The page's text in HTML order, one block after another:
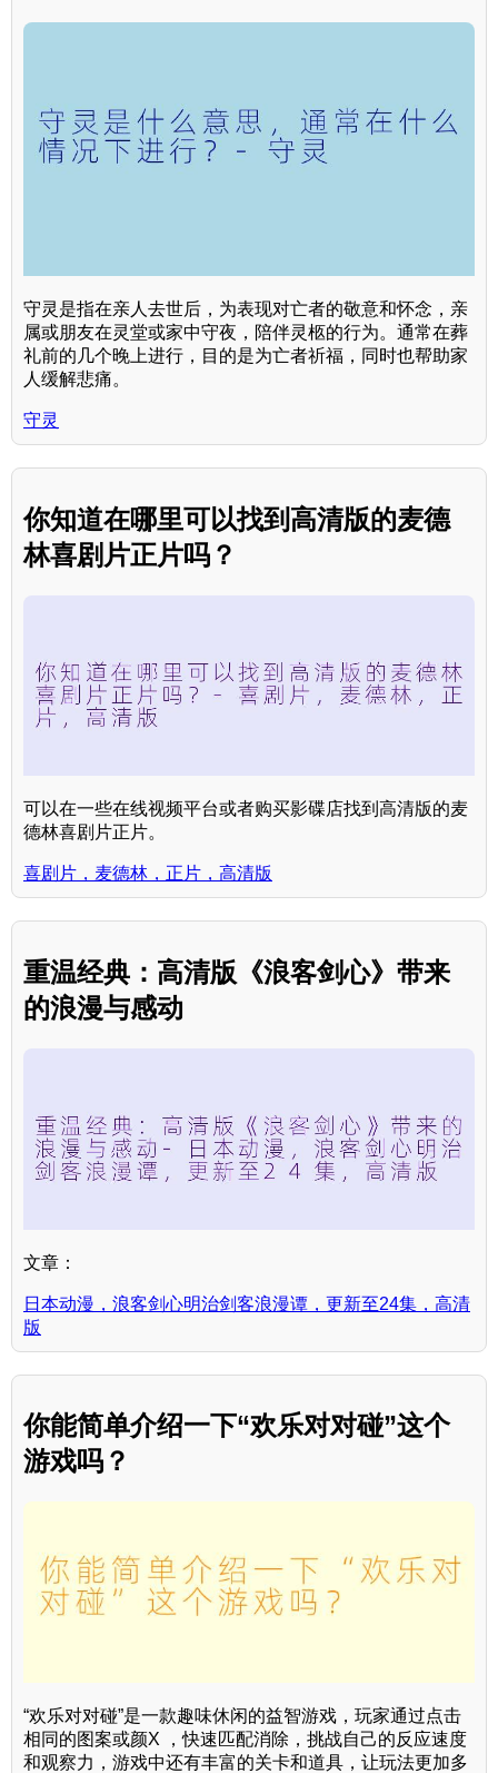
守灵是指在亲人去世后，为表现对亡者的敬意和怀念，亲
属或朋友在灵堂或家中守夜，陪伴灵柩的行为。通常在葬
礼前的几个晚上进行，目的是为亡者祈福，同时也帮助家
人缓解悲痛。
守灵
你知道在哪里可以找到高清版的麦德
林喜剧片正片吗？
可以在一些在线视频平台或者购买影碟店找到高清版的麦
德林喜剧片正片。
喜剧片，麦德林，正片，高清版
重温经典：高清版《浪客剑心》带来
的浪漫与感动
文章：
日本动漫，浪客剑心明治剑客浪漫谭，更新至24集，高清
版
你能简单介绍一下“欢乐对对碰”这个
游戏吗？
“欢乐对对碰”是一款趣味休闲的益智游戏，玩家通过点击
相同的图案或颜X ，快速匹配消除，挑战自己的反应速度
和观察力，游戏中还有丰富的关卡和道具，让玩法更加多